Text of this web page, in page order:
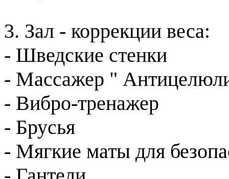
3. Зал - коррекции веса:
- Шведские стенки
- Массажер "
- Вибро-тренажер
- Брусья
- Мягкие маты для